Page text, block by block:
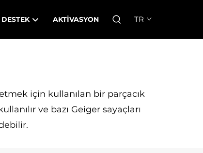
DESTEK AKTIVASYON TR
için kullanılan bir parçacık
ve bazı Geiger sayaçları